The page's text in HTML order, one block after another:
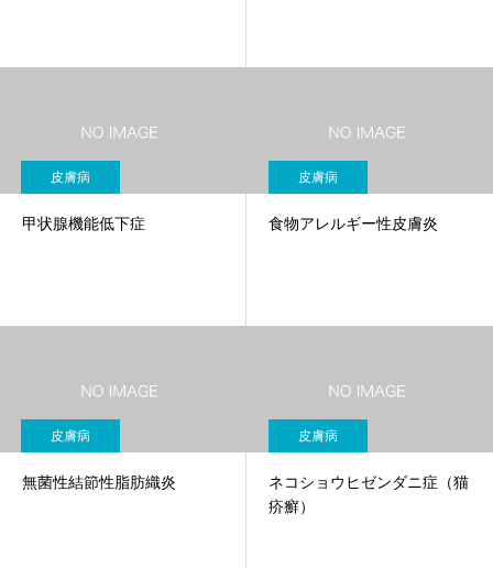
皮膚病
甲状腺機能低下症
皮膚病
食物アレルギー性皮膚炎
皮膚病
無菌性結節性脂肪織炎
皮膚病
ネコショウヒゼンダニ症（猫
疥癬）